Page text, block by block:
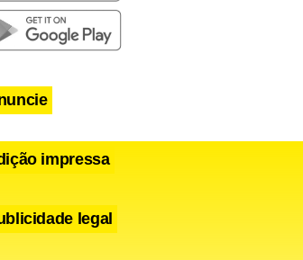
impressa
legal